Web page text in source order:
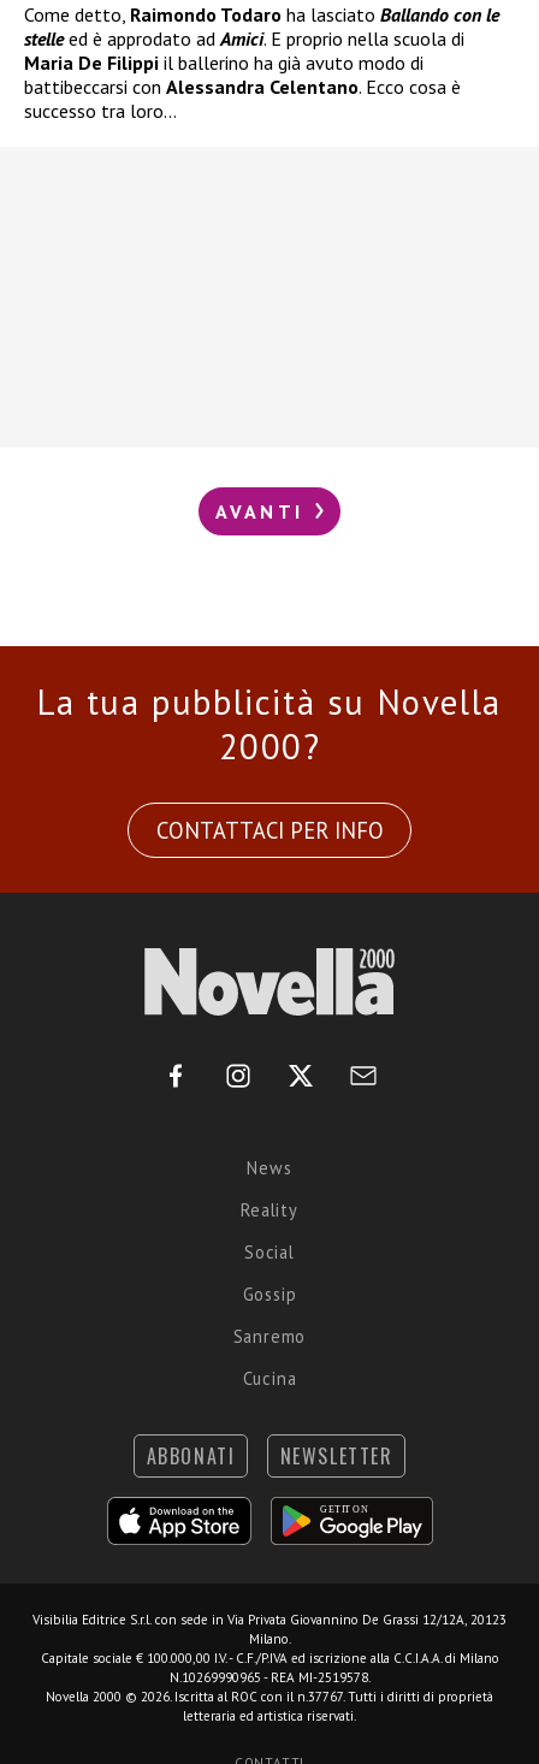
Come detto, Raimondo Todaro ha lasciato Ballando con le
stelleed è approdato ad Amici. E proprio nella scuola di
Maria De Filippi il ballerino ha già avuto modo di
battibeccarsi con Alessandra Celentano. Ecco cosa è
successo tra loro…
AVANTI
La tua pubblicità su Novella
2000?
CONTATTACI PER INFO
News
Reality
Social
Gossip
Sanremo
Cucina
ABBONATI NEWSLETTER
Visibilia Editrice S.r.l. con sede in Via Privata Giovannino De Grassi 12/12A, 20123
Milano.
Capitale sociale € 100.000,00 I.V. - C.F./P.IVA ed iscrizione alla C.C.I.A.A. di Milano
N.10269990965 - REA MI-2519578.
Novella 2000 © 2026. Iscritta al ROC con il n.37767. Tutti i diritti di proprietà
letteraria ed artistica riservati.